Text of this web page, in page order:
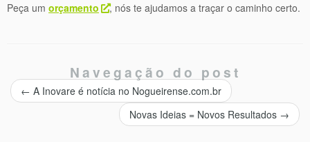
Peça um orçamento , nós te ajudamos a traçar o caminho certo.
Navegação do post
← A Inovare é notícia no Nogueirense.com.br
Novas Ideias = Novos Resultados →